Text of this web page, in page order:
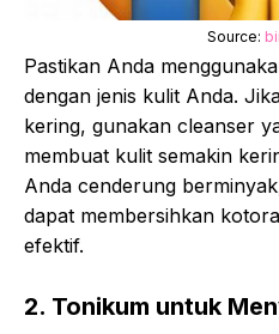
Source:
Pastikan Anda
dengan jenis kulit Anda.
kering, gunakan cleanser
membuat kulit semakin
Anda cenderung
dapat membersihkan
efektif.
2. Tonikum untuk